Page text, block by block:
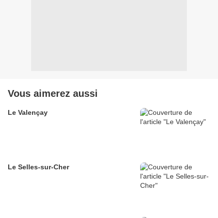
Vous aimerez aussi
Le Valençay
Le Selles-sur-Cher